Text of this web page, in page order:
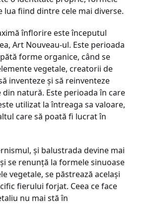
lua fiind dintre cele mai diverse.
înflorire este începutul
Art Nouveau-ul. Este perioada
forme organice, când se
vegetale, creatorii de
inventeze şi să reinventeze
natură. Este perioada în care
utilizat la întreaga sa valoare,
care să poată fi lucrat în
şi balustrada devine mai
se renunţă la formele sinuoase
vegetale, se păstrează acelaşi
fierului forjat. Ceea ce face
nu mai stă în